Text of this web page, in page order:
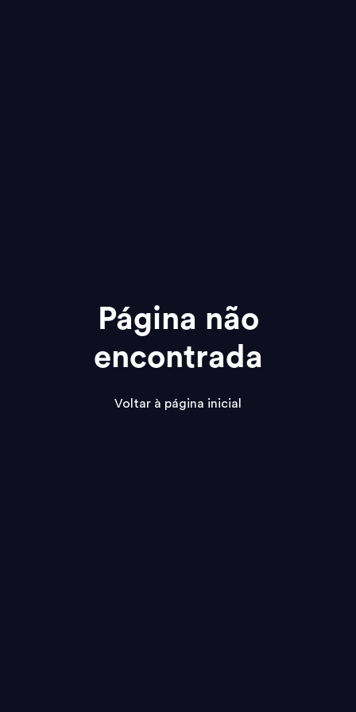
Página não
encontrada
Voltar à página inicial